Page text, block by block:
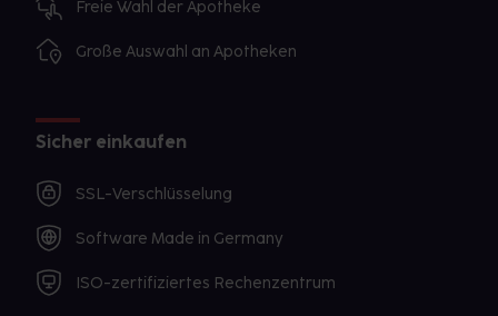
Freie Wahl der Apotheke
Große Auswahl an Apotheken
Sicher einkaufen
SSL-Verschlüsselung
Software Made in Germany
ISO-zertifiziertes Rechenzentrum